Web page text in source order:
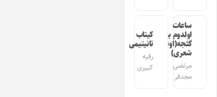
ساعات
اولدوم بیر
گئجه(اوشاق
شعری)
مرتضی
مجدفر
کیتاب
تانیتیمی
رقیه
کبیری